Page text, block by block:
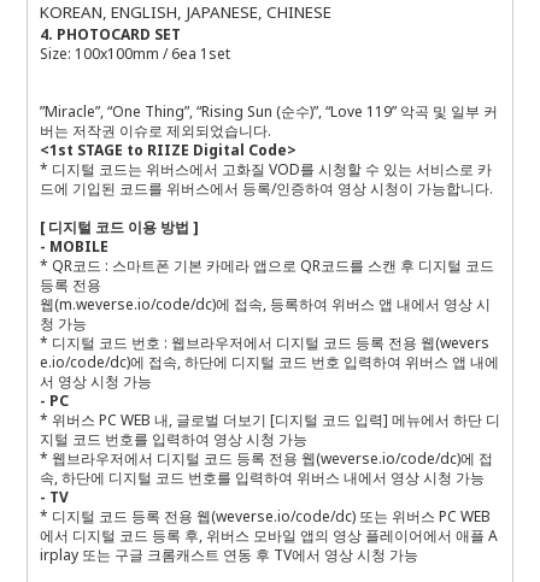
KOREAN, ENGLISH, JAPANESE, CHINESE
4. PHOTOCARD SET
Size: 100x100mm / 6ea 1set
”Miracle”,“One Thing”,“Rising Sun (순수)”,“Love 119” 악곡 및 일부 커
버는 저작권 이슈로 제외되었습니다.
<1st STAGE to RIIZE Digital Code>
* 디지털 코드는 위버스에서 고화질 VOD를 시청할 수 있는 서비스로 카
드에 기입된 코드를 위버스에서 등록/인증하여 영상 시청이 가능합니다.
[디지털 코드 이용 방법 ]
- MOBILE
* QR코드 : 스마트폰 기본 카메라 앱으로 QR코드를 스캔 후 디지털 코드
등록 전용
웹(m.weverse.io/code/dc)에 접속, 등록하여 위버스 앱 내에서 영상 시
청 가능
* 디지털 코드 번호 : 웹브라우저에서 디지털 코드 등록 전용 웹(wevers
e.io/code/dc)에 접속,하단에 디지털 코드 번호 입력하여 위버스 앱 내에
서 영상 시청 가능
- PC
* 위버스 PC WEB 내, 글로벌 더보기 [디지털 코드 입력] 메뉴에서 하단 디
지털 코드 번호를 입력하여 영상 시청 가능
* 웹브라우저에서 디지털 코드 등록 전용 웹(weverse.io/code/dc)에 접
속,하단에 디지털 코드 번호를 입력하여 위버스 내에서 영상 시청 가능
- TV
* 디지털 코드 등록 전용 웹(weverse.io/code/dc) 또는 위버스 PC WEB
에서 디지털 코드 등록 후,위버스 모바일 앱의 영상 플레이어에서 애플 A
irplay 또는 구글 크롬캐스트 연동 후 TV에서 영상 시청 가능